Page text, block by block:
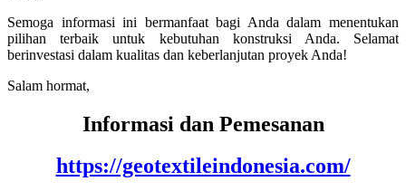
Semoga informasi ini bermanfaat bagi Anda dalam menentukan
pilihan terbaik untuk kebutuhan konstruksi Anda. Selamat
berinvestasi dalam kualitas dan keberlanjutan proyek Anda!
Salam hormat,
Informasi dan Pemesanan
https://geotextileindonesia.com/